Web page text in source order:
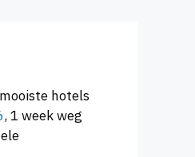
hotels
, 1 week weg